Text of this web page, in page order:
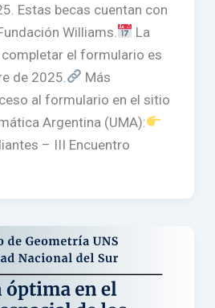
Estas becas cuentan con
Williams.
La
el formulario es
de 2025.
Más
al formulario en el sitio
Argentina (UMA):
– III Encuentro